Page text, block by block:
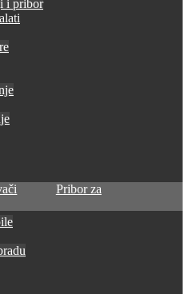
i pribor
Pribor za